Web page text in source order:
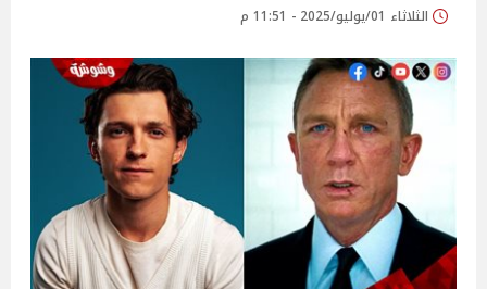
الثلاثاء 01/يوليو/2025 - 11:51 م